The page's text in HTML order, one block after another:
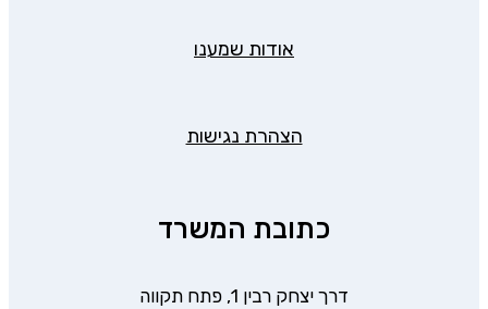
אודות שמענו
הצהרת נגישות
כתובת המשרד
דרך יצחק רבין 1, פתח תקווה